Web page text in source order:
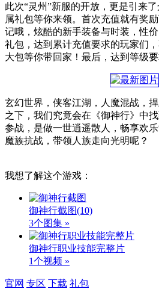
此次“灵州”新服的开放，更是引来
属礼包等你来领。首次充值就有奖
记哦，炫酷的新手装备与时装，性
礼包，达到累计充值要求的玩家们
大包等你带回家！最后，达到等级要
玄幻世界，侠客江湖，人魔混战，
之下，我们究竟会在《御神行》中
参战，是做一世逍遥散人，畅享欢
魔族抗战，带领人族走向光明呢？
我想了解这个游戏：
御神行截图(10)
3个图集 »
御神行职业技能完整片
1个视频 »
官网 专区 下载 礼包